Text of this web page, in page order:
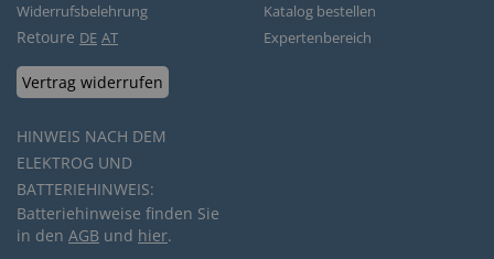
Widerrufsbelehrung
Retoure DE AT
Vertrag widerrufen
HINWEIS NACH DEM
ELEKTROG UND
BATTERIEHINWEIS:
Batteriehinweise finden Sie
in den AGB und hier.
Katalog bestellen
Expertenbereich